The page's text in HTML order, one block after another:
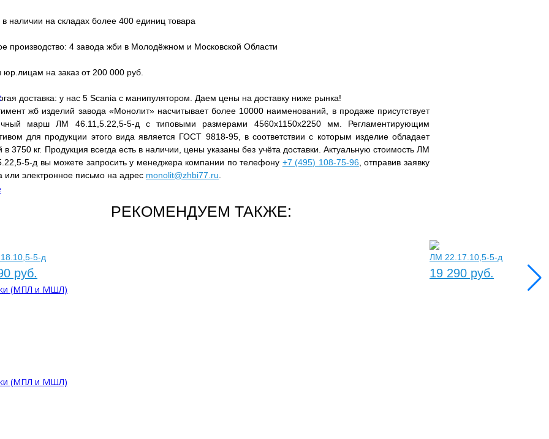
(МПЛ и МШЛ)
(МПЛ и МШЛ)
в наличии на складах более 400 единиц товара
производство: 4 завода жби в Молодёжном и Московской Области
юр.лицам на заказ от 200 000 руб.
доставка: у нас 5 Scania с манипулятором. Даем цены на доставку ниже рынка!
жб изделий завода «Монолит» насчитывает более 10000 наименований, в продаже присутствует
марш ЛМ 46.11,5.22,5-5-д с типовыми размерами 4560x1150x2250 мм. Регламентирующим
для продукции этого вида является ГОСТ 9818-95, в соответствии с которым изделие обладает
в 3750 кг. Продукция всегда есть в наличии, цены указаны без учёта доставки. Актуальную стоимость ЛМ
5-д вы можете запросить у менеджера компании по телефону +7 (495) 108-75-96, отправив заявку
или электронное письмо на адрес monolit@zhbi77.ru
РЕКОМЕНДУЕМ ТАКЖЕ:
5-д
руб.
ЛМ 22.17.10,5-5-д
19 290 руб.